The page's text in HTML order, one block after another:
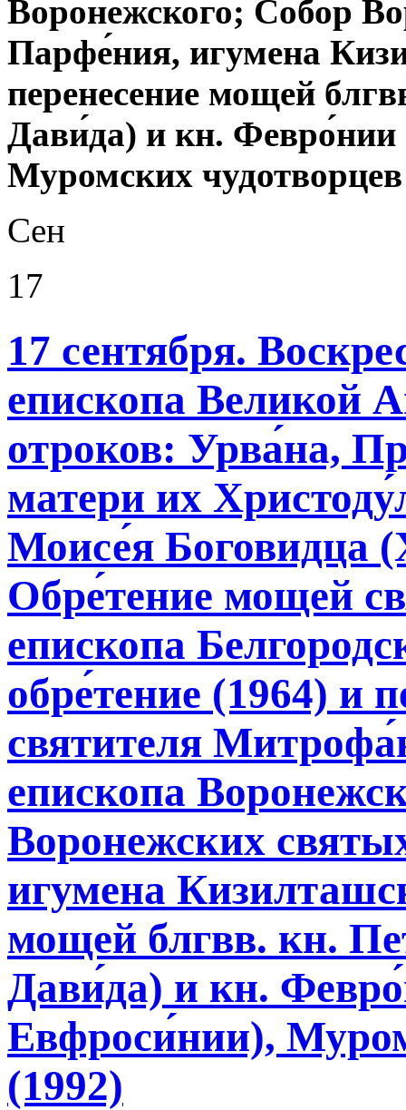
Воронежского; Собор
Парфе́ния, игумена
перенесение мощей
Дави́да) и кн. Февро́нии
Муромских
Сен
17
17 сентября.
епископа Великой
отроков: Урва́на,
матери их
Моисе́я Боговидца
Обре́тение мощей
епископа
обре́тение (1964) и
святителя
епископа
Воронежских
игумена
мощей блгвв. кн.
Дави́да) и кн.
Евфроси́нии),
(1992)